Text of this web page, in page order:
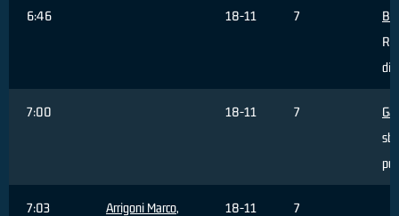
6:46 18-11 7
7:00 18-11 7
7:03 Arrigoni Marco,
18-11 7